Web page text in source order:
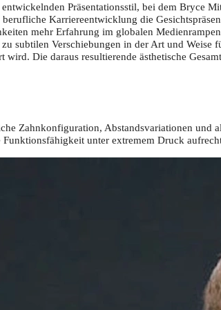
Präsentationsstil, bei dem Bryce
Karriereentwicklung die
mehr Erfahrung im globalen
subtilen Verschiebungen in der Art und Weise
Die daraus resultierende ästhetische
Zahnkonfiguration, Abstandsvariationen und
unter extremem Druck